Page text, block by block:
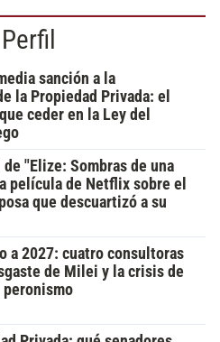
sanción a la
la Propiedad Privada: el
ceder en la Ley del
"Elize: Sombras de una
película de Netflix sobre el
que descuartizó a su
a 2027: cuatro consultoras
de Milei y la crisis de
peronismo